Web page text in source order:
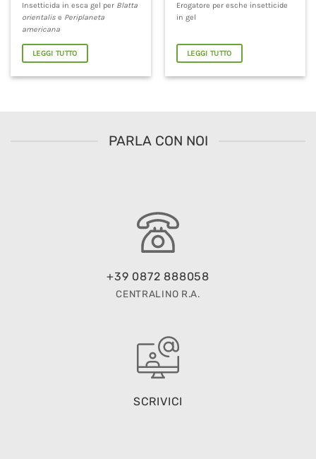
Insetticida in esca gel per Blatta
orientalis e Periplaneta
americana
LEGGI TUTTO
Erogatore per esche insetticide
in gel
LEGGI TUTTO
PARLA CON NOI
+39 0872 888058
CENTRALINO R.A.
SCRIVICI